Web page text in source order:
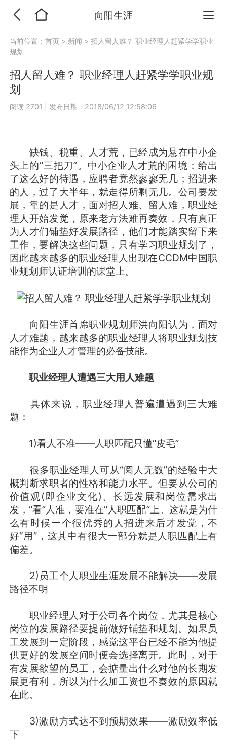
向阳生涯
当前位置：首页 > 新闻 >招人留人难？ 职业经理人赶紧学学职业
规划
招人留人难？ 职业经理人赶紧学学职业规
划
阅读 2701 发布日期：2018/06/12 12:58:06
缺钱、税重、人才荒，已经成为悬在中小企
头上的“三把刀”。中小企业人才荒的困境：给出
了这么好的待遇，应聘者竟然寥寥无几；招进来
的人，过了大半年，就走得所剩无几。公司要发
展，靠的是人才，面对招人难、留人难，职业经
理人开始发觉，原来老方法难再奏效，只有真正
为人才们铺垫好发展路径，他们才能踏实留下来
工作，要解决这些问题，只有学习职业规划了，
因此越来越多的职业经理人出现在CCDM中国职
业规划师认证培训的课堂上。
向阳生涯首席职业规划师洪向阳认为，面对
人才难题，越来越多的职业经理人将职业规划技
能作为企业人才管理的必备技能。
职业经理人遭遇三大用人难题
具体来说，职业经理人普遍遭遇到三大难
题：
1)看人不准——人职匹配只懂“皮毛”
很多职业经理人可从“阅人无数”的经验中大
概判断求职者的性格和能力水平。但要从公司的
价值观(即企业文化)、长远发展和岗位需求出
发，“看”人准，要准在“人职匹配”上。这就是为什
么有时候一个很优秀的人招进来后才发觉，不
好“用”，这其中有很大一部分就是人职匹配上有
偏差。
2)员工个人职业生涯发展不能解决——发展
路径不明
职业经理人对于公司各个岗位，尤其是核心
岗位的发展路径要提前做好铺垫和规划。如果员
工发展到一定阶段，感觉这平台已经不能为他提
供更好的发展空间时便会选择离开。此时，对于
有发展欲望的员工，会掂量出什么对他的长期发
展更有利，所以为什么加工资也不奏效的原因就
在此。
3)激励方式达不到预期效果——激励效率低
下